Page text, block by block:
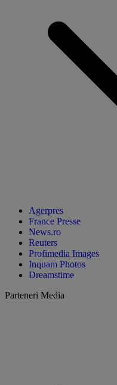
Agerpres
France Presse
News.ro
Reuters
Profimedia Images
Inquam Photos
Dreamstime
Parteneri Media